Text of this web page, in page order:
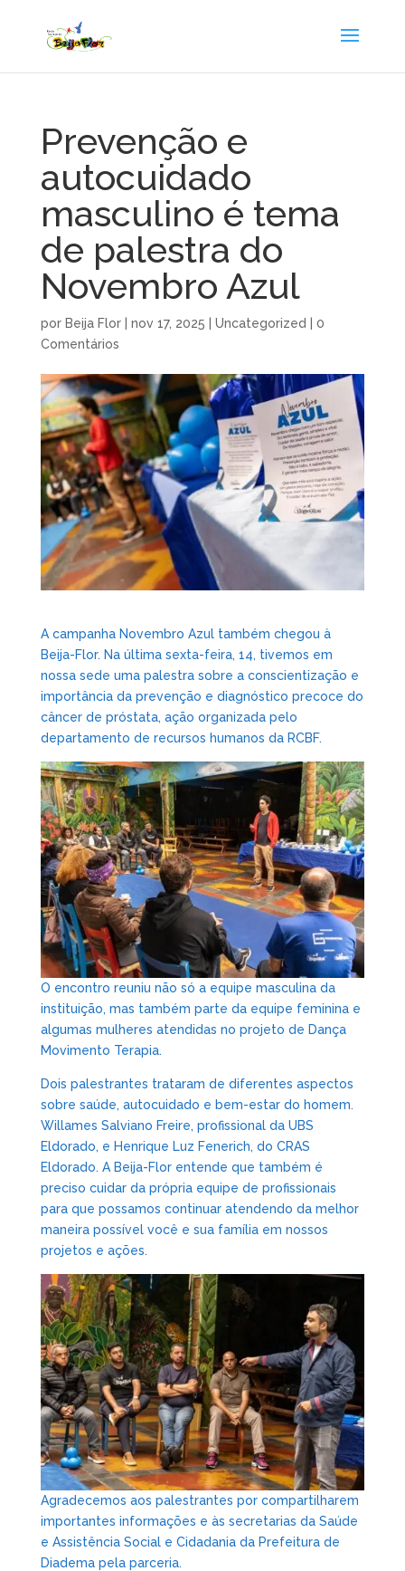
Prevenção e
autocuidado
masculino é tema
de palestra do
Novembro Azul
por Beija Flor| nov 17, 2025 Uncategorized
0
Comentários
A campanha Novembro Azul também chegou à
Beija-Flor. Na última sexta-feira, 14, tivemos em
nossa sede uma palestra sobre a conscientização e
importância da prevenção e diagnóstico precoce do
câncer de próstata, ação organizada pelo
departamento de recursos humanos da RCBF.
O encontro reuniu não só a equipe masculina da
instituição, mas também parte da equipe feminina e
algumas mulheres atendidas no projeto de Dança
Movimento Terapia.
Dois palestrantes trataram de diferentes aspectos
sobre saúde, autocuidado e bem-estar do homem.
Willames Salviano Freire, profissional da UBS
Eldorado, e Henrique Luz Fenerich, do CRAS
Eldorado. A Beija-Flor entende que também é
preciso cuidar da própria equipe de profissionais
para que possamos continuar atendendo da melhor
maneira possível você e sua família em nossos
projetos e ações.
Agradecemos aos palestrantes por compartilharem
importantes informações e às secretarias da Saúde
e Assistência Social e Cidadania da Prefeitura de
Diadema pela parceria.